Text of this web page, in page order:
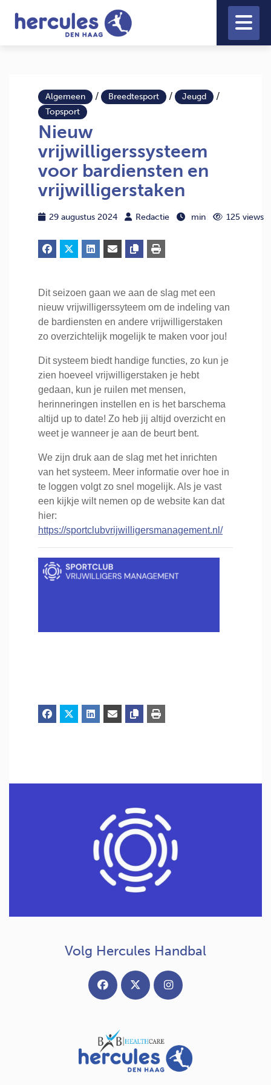
Algemeen / Breedtesport / Jeugd /
Topsport
Nieuw
vrijwilligerssysteem
voor bardiensten en
vrijwilligerstaken
29 augustus 2024 Redactie min 125 views
Dit seizoen gaan we aan de slag met een
nieuw vrijwilligerssyteem om de indeling van
de bardiensten en andere vrijwilligerstaken
zo overzichtelijk mogelijk te maken voor jou!
Dit systeem biedt handige functies, zo kun je
zien hoeveel vrijwilligerstaken je hebt
gedaan, kun je ruilen met mensen,
herinneringen instellen en is het barschema
altijd up to date! Zo heb jij altijd overzicht en
weet je wanneer je aan de beurt bent.
We zijn druk aan de slag met het inrichten
van het systeem. Meer informatie over hoe in
te loggen volgt zo snel mogelijk. Als je vast
een kijkje wilt nemen op de website kan dat
hier:
https://sportclubvrijwilligersmanagement.nl/
Volg Hercules Handbal